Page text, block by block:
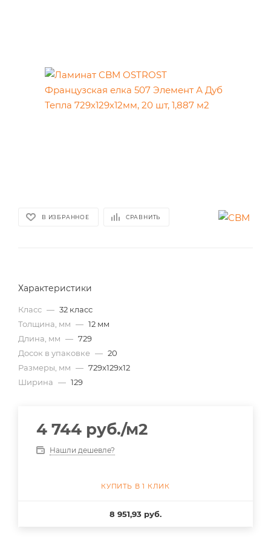
В ИЗБРАННОЕ СРАВНИТЬ
Характеристики
Класс — 32 класс
Толщина, мм — 12 мм
Длина, мм — 729
Досок в упаковке — 20
Размеры, мм — 729x129x12
Ширина — 129
4 744 руб./м2
Нашли дешевле?
КУПИТЬ В 1 КЛИК
8 951,93 руб.